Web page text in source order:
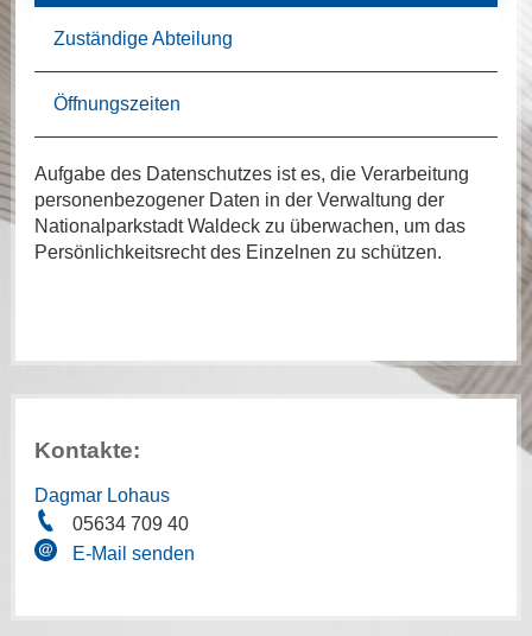
Zuständige Abteilung
Öffnungszeiten
Aufgabe des Datenschutzes ist es, die Verarbeitung
personenbezogener Daten in der Verwaltung der
Nationalparkstadt Waldeck zu überwachen, um das
Persönlichkeitsrecht des Einzelnen zu schützen.
Kontakte:
Dagmar Lohaus
05634 709 40
E-Mail senden